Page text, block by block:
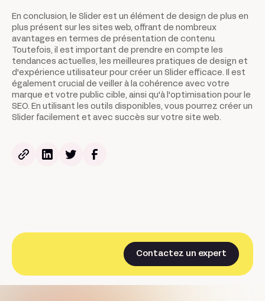
En conclusion, le Slider est un élément de design de plus en
plus présent sur les sites web, offrant de nombreux
avantages en termes de présentation de contenu.
Toutefois, il est important de prendre en compte les
tendances actuelles, les meilleures pratiques de design et
d'expérience utilisateur pour créer un Slider efficace. Il est
également crucial de veiller à la cohérence avec votre
marque et votre public cible, ainsi qu'à l'optimisation pour le
SEO. En utilisant les outils disponibles, vous pourrez créer un
Slider facilement et avec succès sur votre site web.
Contactez un expert